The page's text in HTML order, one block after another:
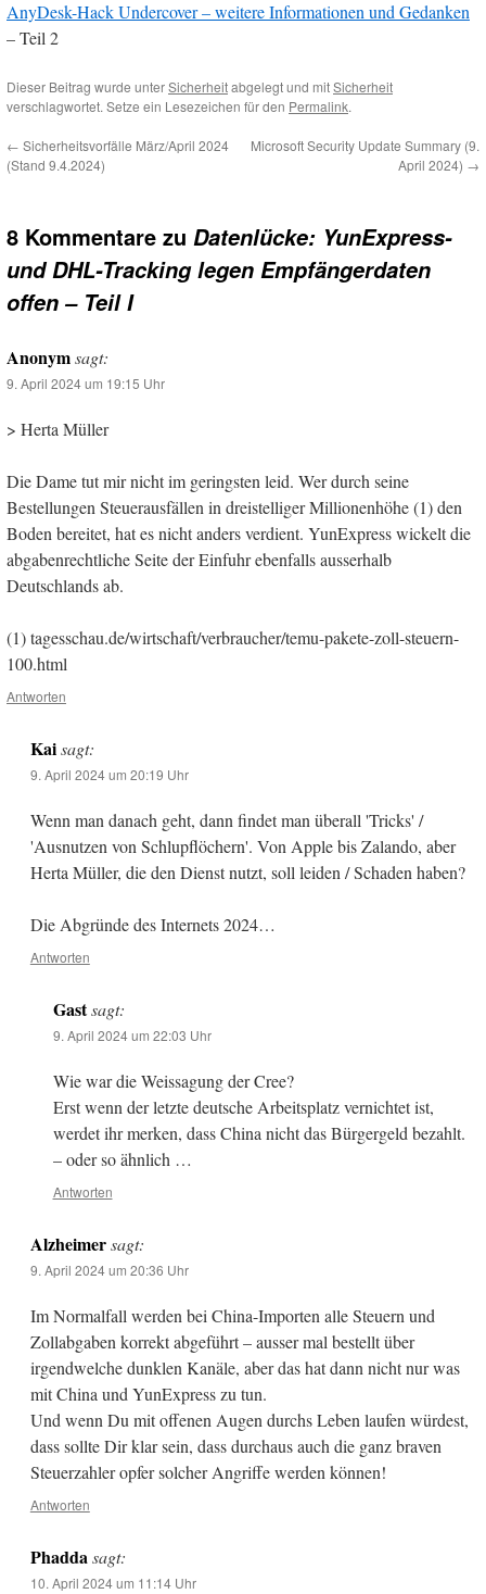
AnyDesk-Hack Undercover – weitere Informationen und Gedanken
– Teil 2
Dieser Beitrag wurde unterSicherheitabgelegt und mitSicherheit
verschlagwortet. Setze ein Lesezeichen für den Permalink.
← Sicherheitsvorfälle März/April 2024
(Stand 9.4.2024)
Microsoft Security Update Summary (9.
April 2024) →
8 Kommentare zu Datenlücke: YunExpress-
und DHL-Tracking legen Empfängerdaten
offen – Teil I
Anonymsagt:
9. April 2024 um 19:15 Uhr
> Herta Müller
Die Dame tut mir nicht im geringsten leid. Wer durch seine
Bestellungen Steuerausfällen in dreistelliger Millionenhöhe (1) den
Boden bereitet, hat es nicht anders verdient. YunExpress wickelt die
abgabenrechtliche Seite der Einfuhr ebenfalls ausserhalb
Deutschlands ab.
(1) tagesschau.de/wirtschaft/verbraucher/temu-pakete-zoll-steuern-
100.html
Antworten
Kai sagt:
9. April 2024 um 20:19 Uhr
Wenn man danach geht, dann findet man überall 'Tricks' /
'Ausnutzen von Schlupflöchern'. Von Apple bis Zalando, aber
Herta Müller, die den Dienst nutzt, soll leiden / Schaden haben?
Die Abgründe des Internets 2024…
Antworten
Gast sagt:
9. April 2024 um 22:03 Uhr
Wie war die Weissagung der Cree?
Erst wenn der letzte deutsche Arbeitsplatz vernichtet ist,
werdet ihr merken, dass China nicht das Bürgergeld bezahlt.
– oder so ähnlich …
Antworten
Alzheimer sagt:
9. April 2024 um 20:36 Uhr
Im Normalfall werden bei China-Importen alle Steuern und
Zollabgaben korrekt abgeführt – ausser mal bestellt über
irgendwelche dunklen Kanäle, aber das hat dann nicht nur was
mit China und YunExpress zu tun.
Und wenn Du mit offenen Augen durchs Leben laufen würdest,
dass sollte Dir klar sein, dass durchaus auch die ganz braven
Steuerzahler opfer solcher Angriffe werden können!
Antworten
Phadda sagt:
10. April 2024 um 11:14 Uhr